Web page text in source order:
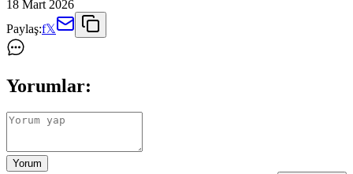
18 Mart 2026
Paylaş:f𝕏
Yorumlar:
Yorum